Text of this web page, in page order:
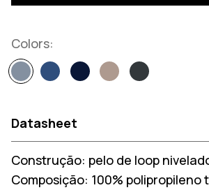
Colors:
Datasheet
Construção: pelo de loop
Composição: 100% polipropileno